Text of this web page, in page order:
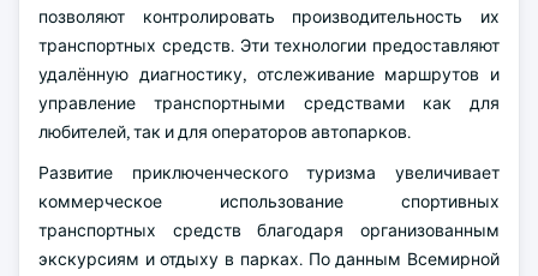
позволяют контролировать производительность их
транспортных средств. Эти технологии предоставляют
удалённую диагностику, отслеживание маршрутов и
управление транспортными средствами как для
любителей, так и для операторов автопарков.
Развитие приключенческого туризма увеличивает
коммерческое использование спортивных
транспортных средств благодаря организованным
экскурсиям и отдыху в парках. По данным Всемирной